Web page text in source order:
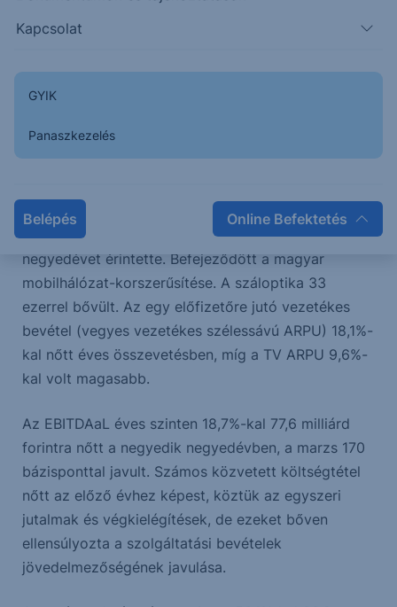
Kapcsolat
GYIK
Panaszkezelés
Belépés Online Befektetés
növekedésének, a vezetékes szélessávú
inflációs árkorrekciók pozitív hatásának
köszönhetően.
Az egy felhasználóra jutó mobil bevétel (vegyes
mobil ARPU) 16,6%-kal nőtt éves összevetésben. A
szinten, így a közszféra előfizetőinek
lemorzsolódása valószínűleg csak a harmadik
negyedévet érintette. Befejeződött a magyar
mobilhálózat-korszerűsítése. A száloptika 33
ezerrel bővült. Az egy előfizetőre jutó vezetékes
bevétel (vegyes vezetékes szélessávú ARPU) 18,1%-
kal nőtt éves összevetésben, míg a TV ARPU 9,6%-
kal volt magasabb.
Az EBITDAaL éves szinten 18,7%-kal 77,6 milliárd
forintra nőtt a negyedik negyedévben, a marzs 170
bázisponttal javult. Számos közvetett költségtétel
nőtt az előző évhez képest, köztük az egyszeri
jutalmak és végkielégítések, de ezeket bőven
ellensúlyozta a szolgáltatási bevételek
jövedelmezőségének javulása.